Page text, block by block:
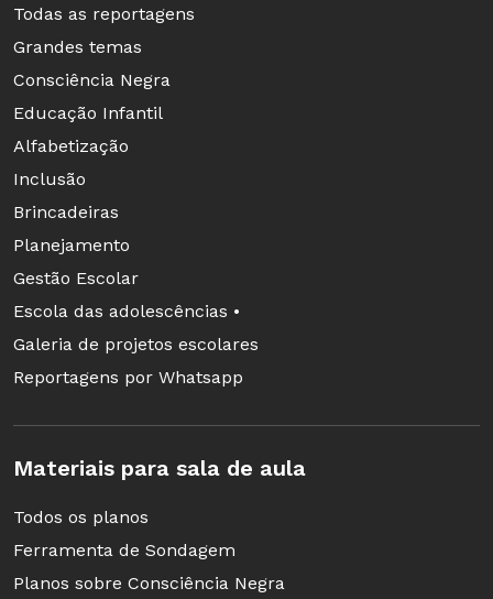
Todas as reportagens
Grandes temas
Consciência Negra
Educação Infantil
Alfabetização
Inclusão
Brincadeiras
Planejamento
Gestão Escolar
Escola das adolescências •
Galeria de projetos escolares
Reportagens por Whatsapp
Materiais para sala de aula
Todos os planos
Ferramenta de Sondagem
Planos sobre Consciência Negra